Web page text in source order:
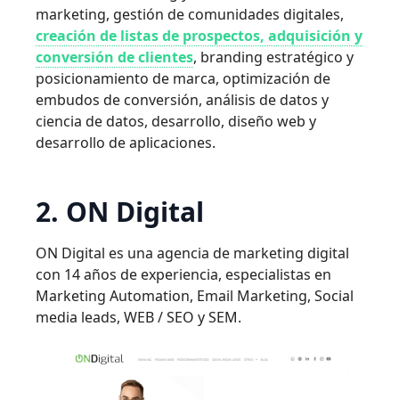
marketing, gestión de comunidades digitales,
creación de listas de prospectos, adquisición y
conversión de clientes, branding estratégico y
posicionamiento de marca, optimización de
embudos de conversión, análisis de datos y
ciencia de datos, desarrollo, diseño web y
desarrollo de aplicaciones.
2. ON Digital
ON Digital es una agencia de marketing digital
con 14 años de experiencia, especialistas en
Marketing Automation, Email Marketing, Social
media leads, WEB / SEO y SEM.